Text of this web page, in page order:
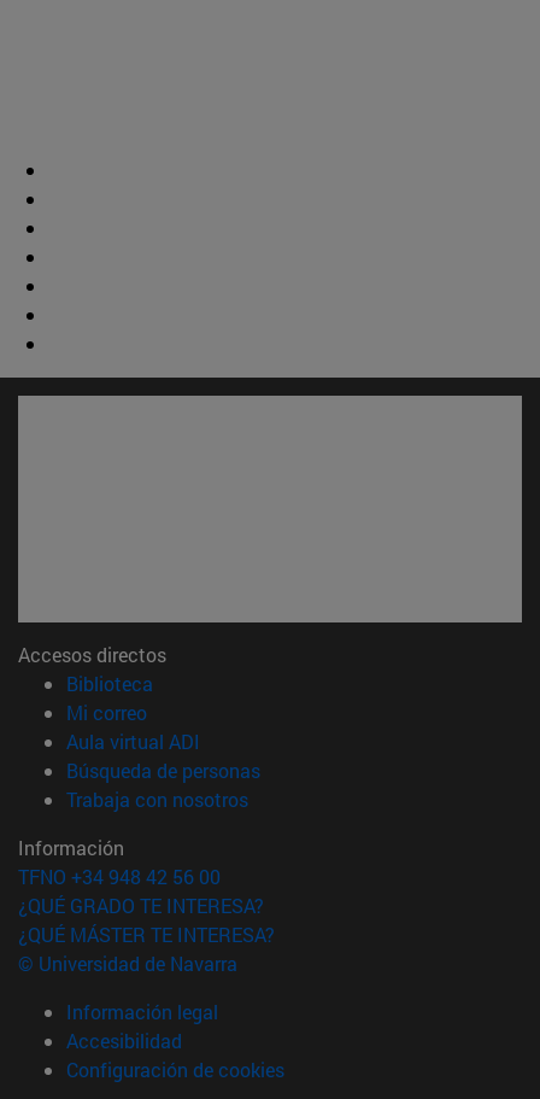
Accesos directos
Biblioteca
Mi correo(abre en nueva ventana)
Aula virtual ADI
Búsqueda de personas(abre en nueva ventana)
Trabaja con nosotros(abre en nueva ventana)
Información
TFNO +34 948 42 56 00
¿QUÉ GRADO TE INTERESA?
¿QUÉ MÁSTER TE INTERESA?
© Universidad de Navarra
Información legal
Accesibilidad
Configuración de cookies